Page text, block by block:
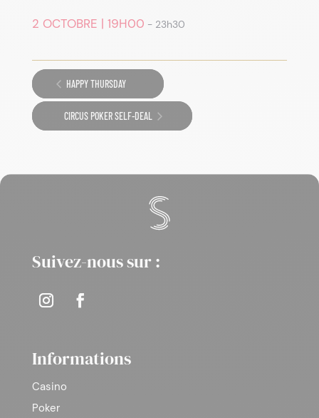
2 OCTOBRE | 19H00 - 23h30
HAPPY THURSDAY
CIRCUS POKER SELF-DEAL
Suivez-nous sur :
Informations
Casino
Poker